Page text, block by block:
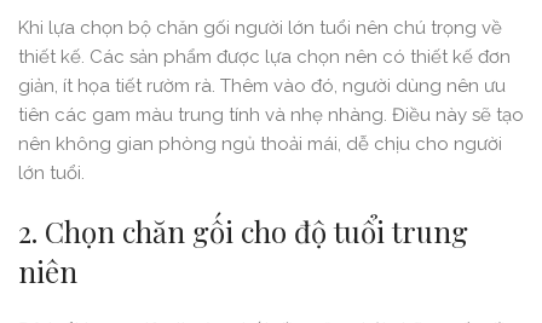
Khi lựa chọn bộ chăn gối người lớn tuổi nên chú trọng về
thiết kế. Các sản phẩm được lựa chọn nên có thiết kế đơn
giản, ít họa tiết rườm rà. Thêm vào đó, người dùng nên ưu
tiên các gam màu trung tính và nhẹ nhàng. Điều này sẽ tạo
nên không gian phòng ngủ thoải mái, dễ chịu cho người
lớn tuổi.
2. Chọn chăn gối cho độ tuổi trung
niên